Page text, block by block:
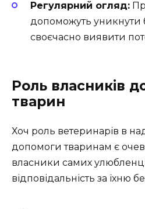
Регулярний огляд:
допоможуть уникнути
своєчасно виявити
Роль власників
тварин
Хоч роль ветеринарів в
допомоги тваринам є
власники самих
відповідальність за їхню